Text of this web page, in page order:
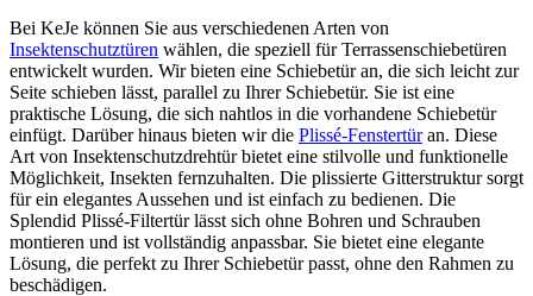
Bei KeJe können Sie aus verschiedenen Arten von
Insektenschutztüren wählen, die speziell für Terrassenschiebetüren
entwickelt wurden. Wir bieten eine Schiebetür an, die sich leicht zur
Seite schieben lässt, parallel zu Ihrer Schiebetür. Sie ist eine
praktische Lösung, die sich nahtlos in die vorhandene Schiebetür
einfügt. Darüber hinaus bieten wir die Plissé-Fenstertüran. Diese
Art von Insektenschutzdrehtür bietet eine stilvolle und funktionelle
Möglichkeit, Insekten fernzuhalten. Die plissierte Gitterstruktur sorgt
für ein elegantes Aussehen und ist einfach zu bedienen. Die
Splendid Plissé-Filtertür lässt sich ohne Bohren und Schrauben
montieren und ist vollständig anpassbar. Sie bietet eine elegante
Lösung, die perfekt zu Ihrer Schiebetür passt, ohne den Rahmen zu
beschädigen.